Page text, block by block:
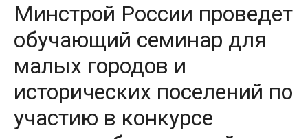
Минстрой России проведет
обучающий семинар для
малых городов и
исторических поселений по
участию в конкурсе